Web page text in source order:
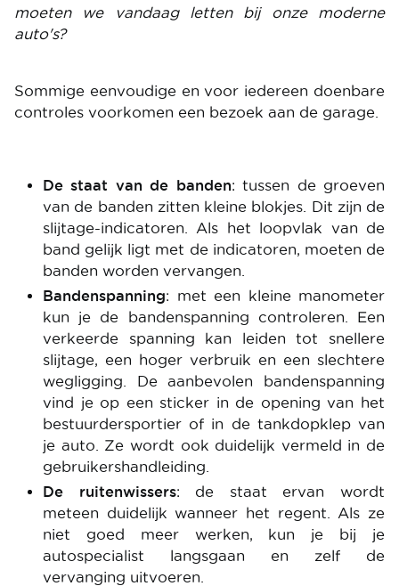
moeten we vandaag letten bij onze moderne
auto's?
Sommige eenvoudige en voor iedereen doenbare
controles voorkomen een bezoek aan de garage.
De staat van de banden: tussen de groeven
van de banden zitten kleine blokjes. Dit zijn de
slijtage-indicatoren. Als het loopvlak van de
band gelijk ligt met de indicatoren, moeten de
banden worden vervangen.
Bandenspanning: met een kleine manometer
kun je de bandenspanning controleren. Een
verkeerde spanning kan leiden tot snellere
slijtage, een hoger verbruik en een slechtere
wegligging. De aanbevolen bandenspanning
vind je op een sticker in de opening van het
bestuurdersportier of in de tankdopklep van
je auto. Ze wordt ook duidelijk vermeld in de
gebruikershandleiding.
De ruitenwissers: de staat ervan wordt
meteen duidelijk wanneer het regent. Als ze
niet goed meer werken, kun je bij je
autospecialist langsgaan en zelf de
vervanging uitvoeren.